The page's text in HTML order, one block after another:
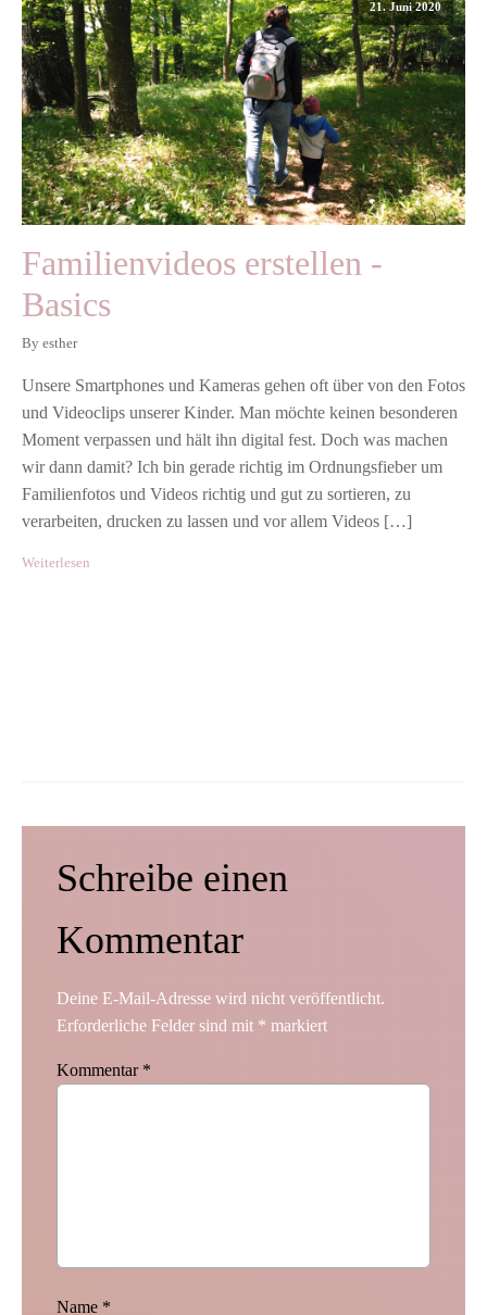
21. Juni 2020
Familienvideos erstellen -
Basics
By esther
Unsere Smartphones und Kameras gehen oft über von den Fotos
und Videoclips unserer Kinder. Man möchte keinen besonderen
Moment verpassen und hält ihn digital fest. Doch was machen
wir dann damit? Ich bin gerade richtig im Ordnungsfieber um
Familienfotos und Videos richtig und gut zu sortieren, zu
verarbeiten, drucken zu lassen und vor allem Videos […]
Weiterlesen
Schreibe einen
Kommentar
Deine E-Mail-Adresse wird nicht veröffentlicht.
Erforderliche Felder sind mit * markiert
Kommentar *
Name *